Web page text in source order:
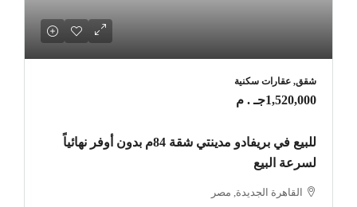
شقق, عقارات سكنية
1,520,000جـ . م
للبيع في بريفادو مدينتي شقة 84م بدون أوفر نهائياً
لسرعة البيع
القاهرة الجديدة, مصر